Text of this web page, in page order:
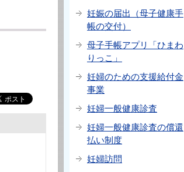
妊娠の届出（母子健康手
帳の交付）
母子手帳アプリ「ひまわ
りっこ」
妊婦のための支援給付金
事業
妊婦一般健康診査
妊婦一般健康診査の償還
払い制度
妊婦訪問